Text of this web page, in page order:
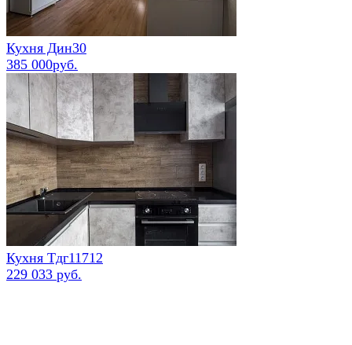
Кухня Дин30
385 000руб.
Кухня Тдг11712
229 033 руб.